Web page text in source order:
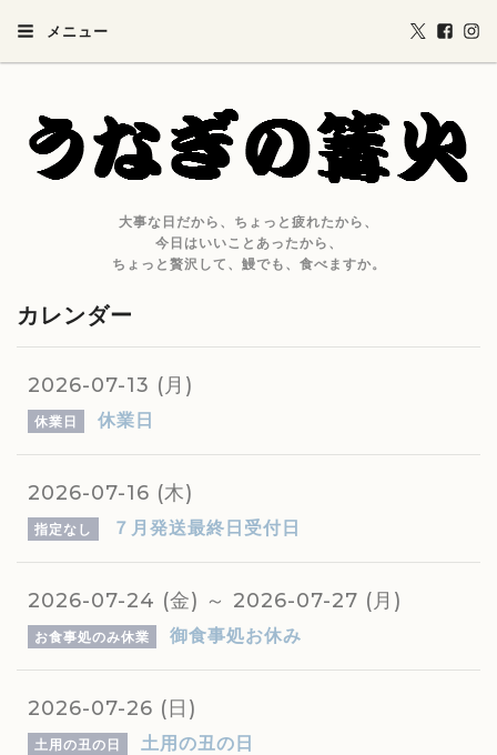
メニュー
大事な日だから、ちょっと疲れたから、
今日はいいことあったから、
ちょっと贅沢して、鰻でも、食べますか。
カレンダー
2026-07-13 (月)
休業日 休業日
2026-07-16 (木)
指定なし ７月発送最終日受付日
2026-07-24 (金) ～ 2026-07-27 (月)
お食事処のみ休業 御食事処お休み
2026-07-26 (日)
土用の丑の日 土用の丑の日